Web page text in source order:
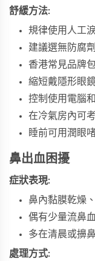
舒緩方法:
規律使用人工
建議選無防腐
香港常見品牌
縮短戴隱形眼
控制使用電腦
在冷氣房內可
睡前可用潤眼
鼻出血困擾
症狀表現:
鼻內黏膜乾燥
偶有少量流鼻血
多在清晨或擤
處理方式: